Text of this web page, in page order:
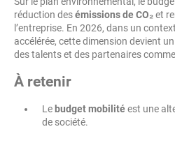
réduction desémissions de CO₂et
l’entreprise. En 2026, dans un
accélérée, cette dimension devient
des talents et des partenaires
À retenir
Le budget mobilitéest une
de société.